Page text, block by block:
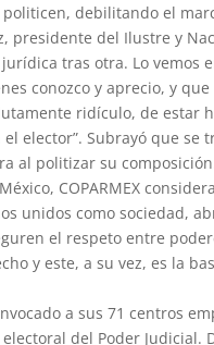
debilitando el
presidente del Ilustre y
tras otra. Lo vemos
conozco y aprecio, y
ridículo, de estar
elector”. Subrayó que
al politizar su
COPARMEX
unidos como sociedad,
el respeto entre
y este, a su vez, es la
a sus 71 centros
del Poder Judicial.